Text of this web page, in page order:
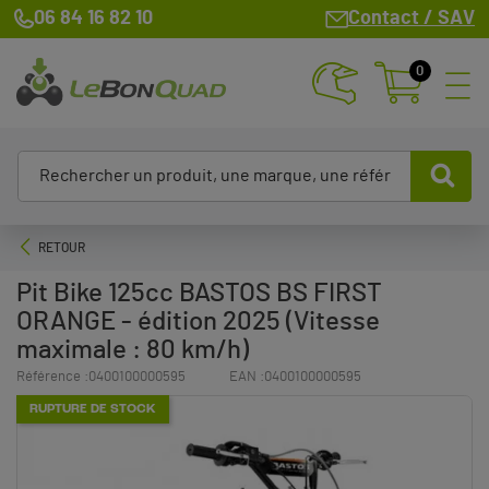
06 84 16 82 10 Contact / SAV
0
RETOUR
Pit Bike 125cc BASTOS BS FIRST
ORANGE - édition 2025 (Vitesse
maximale : 80 km/h)
Référence :0400100000595 EAN :0400100000595
RUPTURE DE STOCK